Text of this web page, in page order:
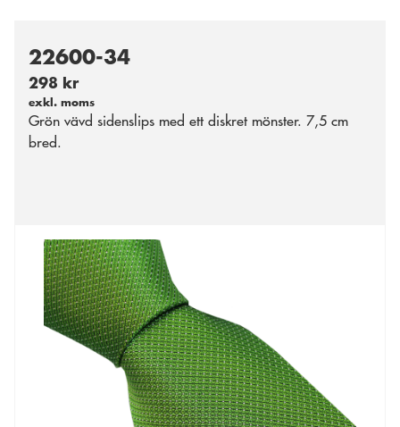
22600-34
298 kr
exkl. moms
Grön vävd sidenslips med ett diskret mönster. 7,5 cm
bred.